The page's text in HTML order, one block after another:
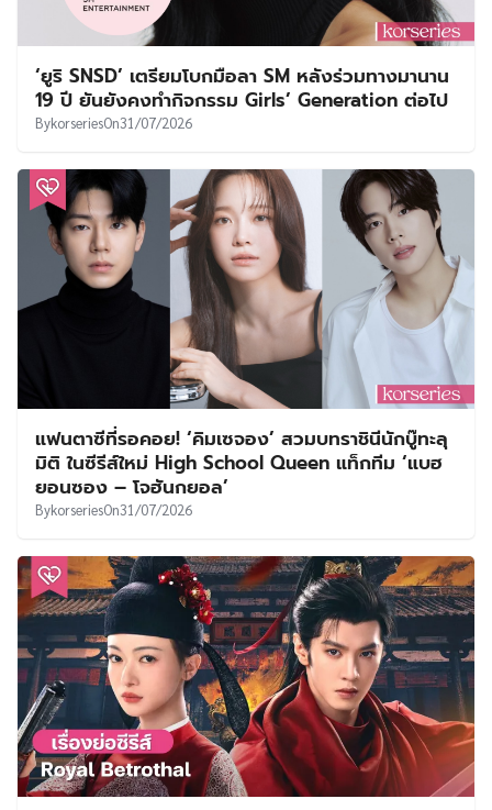
‘ยูริ SNSD’ เตรียมโบกมือลา SM หลังร่วมทางมานาน
19 ปี ยันยังคงทำกิจกรรม Girls’ Generation ต่อไป
BykorseriesOn31/07/2026
แฟนตาซีที่รอคอย! ‘คิมเซจอง’ สวมบทราชินีนักบู๊ทะลุ
มิติ ในซีรีส์ใหม่ High School Queen แท็กทีม ‘แบฮ
ยอนซอง – โจฮันกยอล’
BykorseriesOn31/07/2026